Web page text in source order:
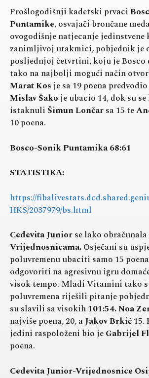
Prošlogodišnji kadetski prvaci
Puntamike, osvajači brončane
ovogodišnje natjecanje jedinstvene
zanimljivoj utakmici, pobjednik je
posljednjoj četvrtini, koju je Bosco
tako na najbolji mogući način
Marat Kos je sa 19 poena
Mislav Šako je ubacio 14, dok su
istaknuliŠimun Lončarsa 15 te
10 poena.
Bosco-Sonik Puntamika 68:61
STATISTIKA:
https://
HKS/2037979/bs.html
Cedevita Juniorse lako obračunala
Vrijednosnicama.Osječani su
poluvremenu ubaciti samo 15
odgovoriti na agresivnu igru
visok tempo. Mladi Vitamini tako
poluvremena riješili pitanje
su slavili sa visokih101:54. Noa
najviše poena, 20, aJakov Brkić15.
jedini raspoloženi bio jeGabrijel
poena.
Cedevita Junior-Vrijednosnice